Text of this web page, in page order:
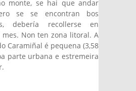
monte, se hai que andar
se se encontran bos
debería recollerse en
mes. Non ten zona litoral. A
Caramiñal é pequena (3,58
parte urbana e estremeira